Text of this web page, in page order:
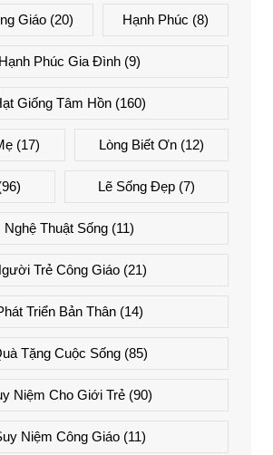
Giáo(20) Hạnh Phúc (8)
Hạnh Phúc Gia Đình (9)
Giống Tâm Hồn (160)
(17) Lòng Biết Ơn(12)
Lẽ Sống Đẹp(7)
Nghệ Thuật Sống (11)
Trẻ Công Giáo (21)
Triển Bản Thân (14)
Tặng Cuộc Sống(85)
Niệm Cho Giới Trẻ (90)
Niệm Công Giáo(11)